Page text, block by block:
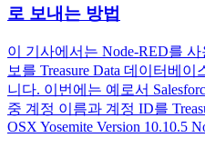
로 보내는 방법
이 기사에서는 Node-RED를 사
보를 Treasure Data 데이터베
니다. 이번에는 예로서
중 계정 이름과 계정 ID를
OSX Yosemite Version 10.10.5